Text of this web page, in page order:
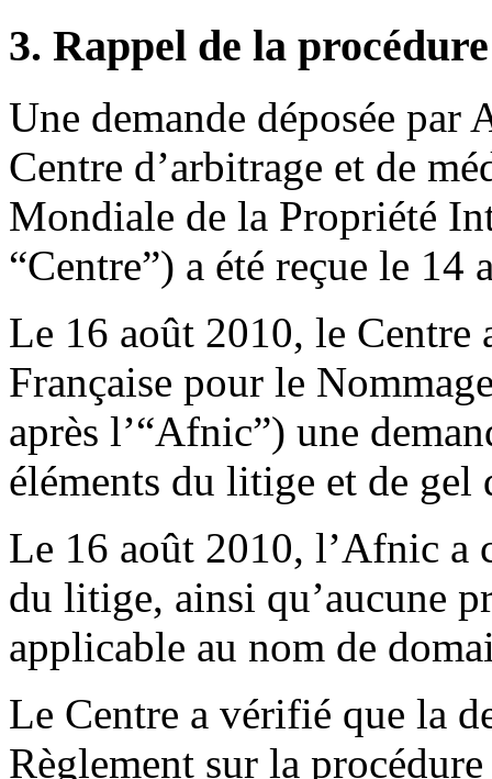
3. Rappel de la procédure
Une demande déposée
Centre d’arbitrage et de
Mondiale de la Propriété
“Centre”) a été reçue le 14
Le 16 août 2010, le Centre
Française pour le
après l’“Afnic”) une
éléments du litige et de gel
Le 16 août 2010, l’Afnic a
du litige, ainsi qu’aucune
applicable au nom de
Le Centre a vérifié que la
Règlement sur la